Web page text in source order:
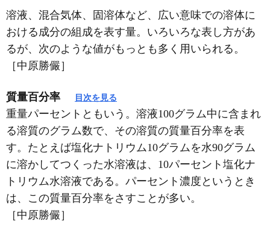
溶液、混合気体、固溶体など、広い意味での溶体に
おける成分の組成を表す量。いろいろな表し方があ
るが、次のような値がもっとも多く用いられる。
［中原勝儼］
質量百分率 目次を見る
重量パーセントともいう。溶液100グラム中に含まれ
る溶質のグラム数で、その溶質の質量百分率を表
す。たとえば塩化ナトリウム10グラムを水90グラム
に溶かしてつくった水溶液は、10パーセント塩化ナ
トリウム水溶液である。パーセント濃度というとき
は、この質量百分率をさすことが多い。
［中原勝儼］